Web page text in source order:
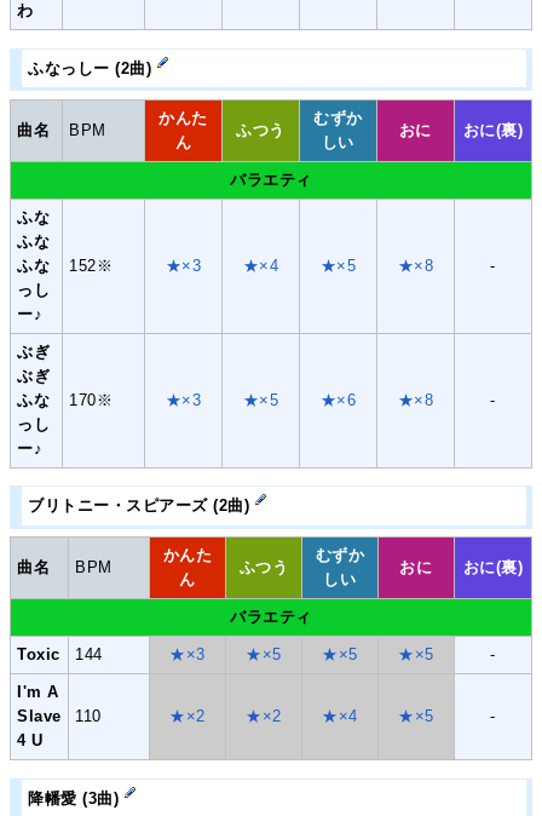
わ
ふなっしー (2曲)
曲名 BPM
かんた
ん
ふつう
むずか
しい
おに おに(裏)
バラエティ
ふな
ふな
ふな
っし
ー♪
152※ ★×3 ★×4 ★×5 ★×8 -
ぶぎ
ぶぎ
ふな
っし
ー♪
170※ ★×3 ★×5 ★×6 ★×8 -
ブリトニー・スピアーズ (2曲)
曲名 BPM
かんた
ん
ふつう
むずか
しい
おに おに(裏)
バラエティ
Toxic 144 ★×3 ★×5 ★×5 ★×5 -
I'm A
Slave
4 U
110 ★×2 ★×2 ★×4 ★×5 -
降幡愛 (3曲)